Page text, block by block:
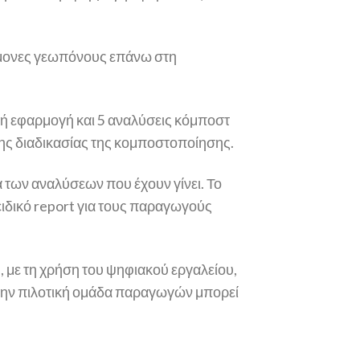
γεωπόνους επάνω στη
και 5 αναλύσεις κόμποστ
διαδικασίας της κομποστοποίησης.
των αναλύσεων που έχουν γίνει. Το
report για τους παραγωγούς
με τη χρήση του ψηφιακού εργαλείου,
πιλοτική ομάδα παραγωγών μπορεί